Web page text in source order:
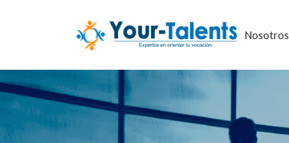
Nosotros